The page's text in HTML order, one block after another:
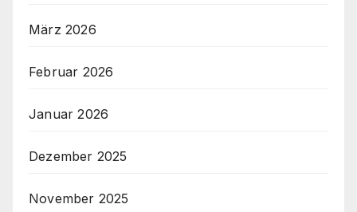
März 2026
Februar 2026
Januar 2026
Dezember 2025
November 2025